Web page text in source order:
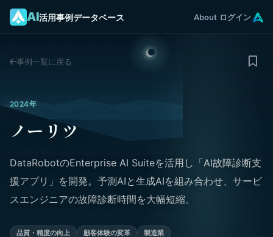
AI活用事例データベース About ログイン
事例一覧に戻る
2024年
ノーリツ
DataRobotのEnterprise AI Suiteを活用し「AI故障診断支
援アプリ」を開発。予測AIと生成AIを組み合わせ、サービ
スエンジニアの故障診断時間を大幅短縮。
品質・精度の向上 顧客体験の変革
製造業